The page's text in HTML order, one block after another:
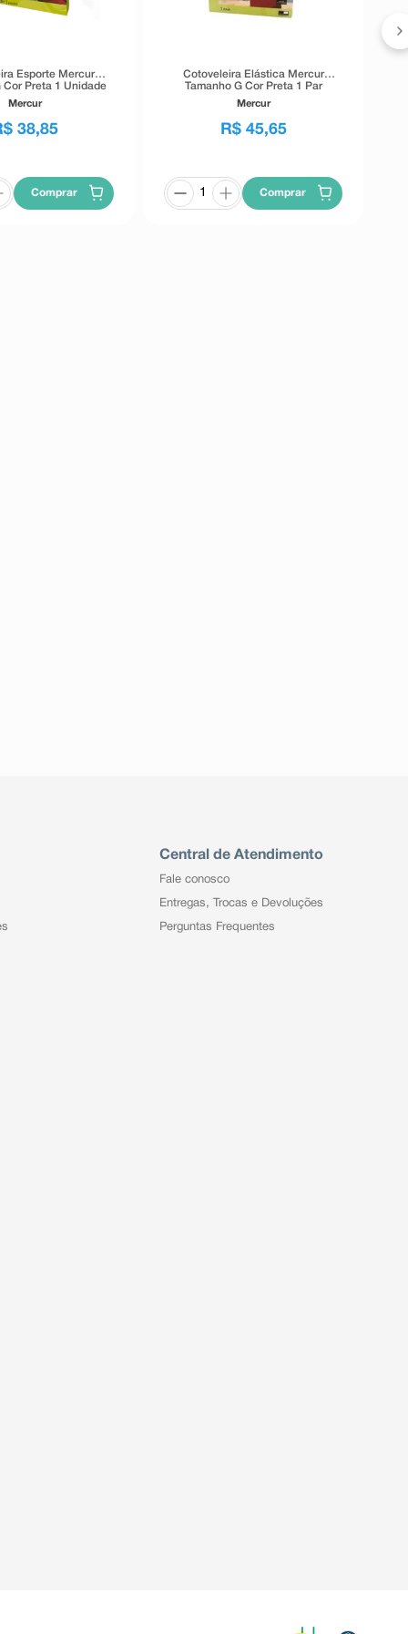
Esporte Mercur
Cor Preta 1 Unidade
Mercur
38,85
Comprar
Cotoveleira Elástica Mercur
Tamanho G Cor Preta 1 Par
Mercur
R$ 45,65
Comprar
Central de Atendimento
Fale conosco
Entregas, Trocas e Devoluções
Perguntas Frequentes